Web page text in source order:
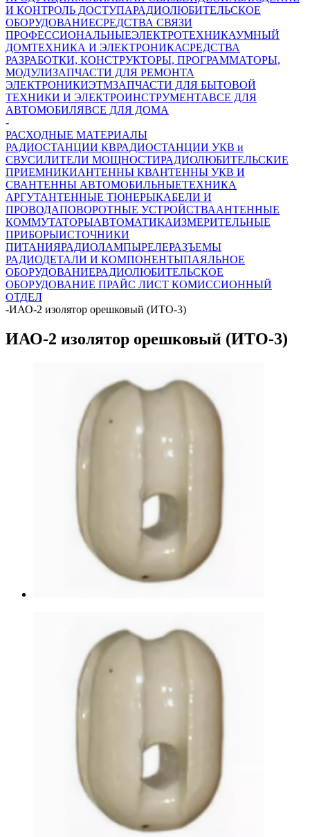
И КОНТРОЛЬ ДОСТУПАРАДИОЛЮБИТЕЛЬСКОЕ
ОБОРУДОВАНИЕСРЕДСТВА СВЯЗИ
ПРОФЕССИОНАЛЬНЫЕЭЛЕКТРОТЕХНИКАУМНЫЙ
ДОМТЕХНИКА И ЭЛЕКТРОНИКАСРЕДСТВА
РАЗРАБОТКИ, КОНСТРУКТОРЫ, ПРОГРАММАТОРЫ,
МОДУЛИЗАПЧАСТИ ДЛЯ РЕМОНТА
ЭЛЕКТРОНИКИЭТМЗАПЧАСТИ ДЛЯ БЫТОВОЙ
ТЕХНИКИ И ЭЛЕКТРОИНСТРУМЕНТАВСЕ ДЛЯ
АВТОМОБИЛЯВСЕ ДЛЯ ДОМА
-
РАСХОДНЫЕ МАТЕРИАЛЫ
РАДИОСТАНЦИИ КВРАДИОСТАНЦИИ УКВ и
СВУСИЛИТЕЛИ МОЩНОСТИРАДИОЛЮБИТЕЛЬСКИЕ
ПРИЕМНИКИАНТЕННЫ КВАНТЕННЫ УКВ И
СВАНТЕННЫ АВТОМОБИЛЬНЫЕТЕХНИКА
АРГУТАНТЕННЫЕ ТЮНЕРЫКАБЕЛИ И
ПРОВОДАПОВОРОТНЫЕ УСТРОЙСТВААНТЕННЫЕ
КОММУТАТОРЫАВТОМАТИКАИЗМЕРИТЕЛЬНЫЕ
ПРИБОРЫИСТОЧНИКИ
ПИТАНИЯРАДИОЛАМПЫРЕЛЕРАЗЪЕМЫ
РАДИОДЕТАЛИ И КОМПОНЕНТЫПАЯЛЬНОЕ
ОБОРУДОВАНИЕРАДИОЛЮБИТЕЛЬСКОЕ
ОБОРУДОВАНИЕ ПРАЙС ЛИСТ КОМИССИОННЫЙ
ОТДЕЛ
-ИАО-2 изолятор орешковый (ИТО-3)
ИАО-2 изолятор орешковый (ИТО-3)